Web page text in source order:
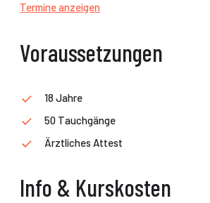
Termine anzeigen
Voraussetzungen
18 Jahre
50 Tauchgänge
Ärztliches Attest
Info & Kurskosten